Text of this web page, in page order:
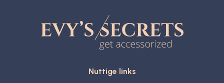
Nuttige links